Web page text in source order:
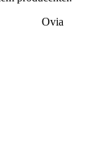
Ovia